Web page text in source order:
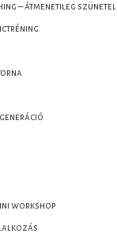
– átmenetileg szünetel
workshop